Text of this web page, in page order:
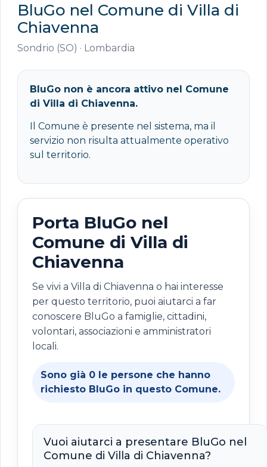
BluGo nel Comune di Villa di
Chiavenna
Sondrio (SO) · Lombardia
BluGo non è ancora attivo nel Comune
di Villa di Chiavenna.
Il Comune è presente nel sistema, ma il
servizio non risulta attualmente operativo
sul territorio.
Porta BluGo nel
Comune di Villa di
Chiavenna
Se vivi a Villa di Chiavenna o hai interesse
per questo territorio, puoi aiutarci a far
conoscere BluGo a famiglie, cittadini,
volontari, associazioni e amministratori
locali.
Sono già 0 le persone che hanno
richiesto BluGo in questo Comune.
Vuoi aiutarci a presentare BluGo nel
Comune di Villa di Chiavenna?